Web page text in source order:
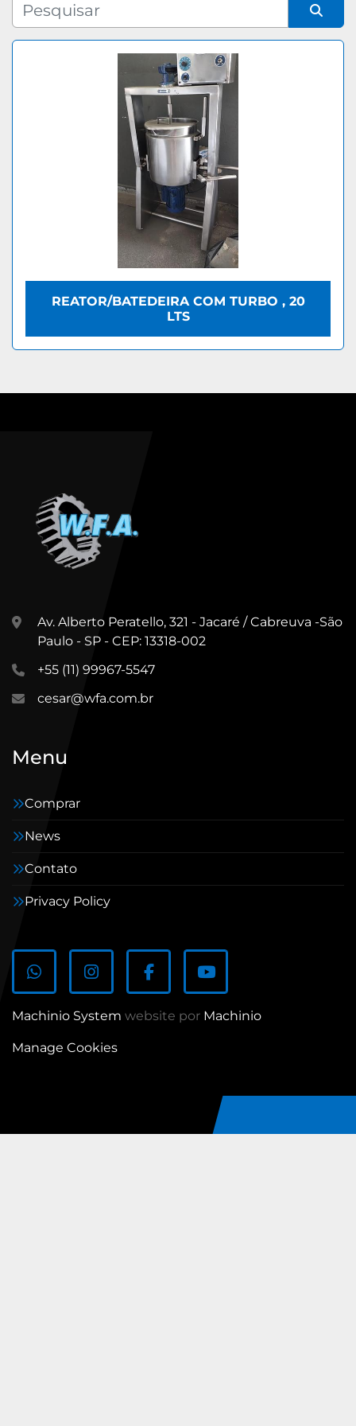
Fabricante
Organizar por
REATOR/BATEDEIRA COM TURBO , 20
LTS
Av. Alberto Peratello, 321 - Jacaré / Cabreuva -São
Paulo - SP - CEP: 13318-002
+55 (11) 99967-5547
cesar@wfa.com.br
Menu
Comprar
News
Contato
Privacy Policy
whatsappinstagramfacebookyoutube
Machinio System website por Machinio
Manage Cookies